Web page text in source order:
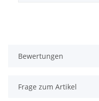
Bewertungen
Frage zum Artikel